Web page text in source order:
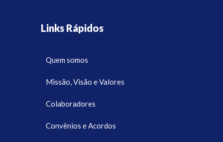
Links Rápidos
Quem somos
Missão, Visão e Valores
Colaboradores
Convênios e Acordos